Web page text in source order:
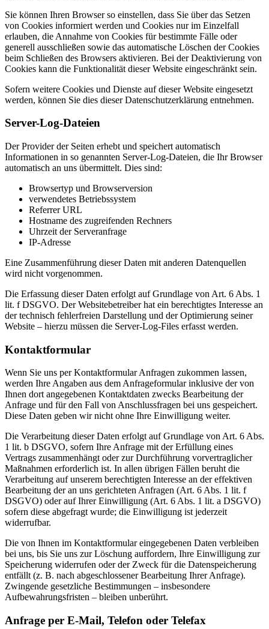
Sie können Ihren Browser so einstellen, dass Sie über das Setzen
von Cookies informiert werden und Cookies nur im Einzelfall
erlauben, die Annahme von Cookies für bestimmte Fälle oder
generell ausschließen sowie das automatische Löschen der Cookies
beim Schließen des Browsers aktivieren. Bei der Deaktivierung von
Cookies kann die Funktionalität dieser Website eingeschränkt sein.
Sofern weitere Cookies und Dienste auf dieser Website eingesetzt
werden, können Sie dies dieser Datenschutzerklärung entnehmen.
Server-Log-Dateien
Der Provider der Seiten erhebt und speichert automatisch
Informationen in so genannten Server-Log-Dateien, die Ihr Browser
automatisch an uns übermittelt. Dies sind:
Browsertyp und Browserversion
verwendetes Betriebssystem
Referrer URL
Hostname des zugreifenden Rechners
Uhrzeit der Serveranfrage
IP-Adresse
Eine Zusammenführung dieser Daten mit anderen Datenquellen
wird nicht vorgenommen.
Die Erfassung dieser Daten erfolgt auf Grundlage von Art. 6 Abs. 1
lit. f DSGVO. Der Websitebetreiber hat ein berechtigtes Interesse an
der technisch fehlerfreien Darstellung und der Optimierung seiner
Website – hierzu müssen die Server-Log-Files erfasst werden.
Kontaktformular
Wenn Sie uns per Kontaktformular Anfragen zukommen lassen,
werden Ihre Angaben aus dem Anfrageformular inklusive der von
Ihnen dort angegebenen Kontaktdaten zwecks Bearbeitung der
Anfrage und für den Fall von Anschlussfragen bei uns gespeichert.
Diese Daten geben wir nicht ohne Ihre Einwilligung weiter.
Die Verarbeitung dieser Daten erfolgt auf Grundlage von Art. 6 Abs.
1 lit. b DSGVO, sofern Ihre Anfrage mit der Erfüllung eines
Vertrags zusammenhängt oder zur Durchführung vorvertraglicher
Maßnahmen erforderlich ist. In allen übrigen Fällen beruht die
Verarbeitung auf unserem berechtigten Interesse an der effektiven
Bearbeitung der an uns gerichteten Anfragen (Art. 6 Abs. 1 lit. f
DSGVO) oder auf Ihrer Einwilligung (Art. 6 Abs. 1 lit. a DSGVO)
sofern diese abgefragt wurde; die Einwilligung ist jederzeit
widerrufbar.
Die von Ihnen im Kontaktformular eingegebenen Daten verbleiben
bei uns, bis Sie uns zur Löschung auffordern, Ihre Einwilligung zur
Speicherung widerrufen oder der Zweck für die Datenspeicherung
entfällt (z. B. nach abgeschlossener Bearbeitung Ihrer Anfrage).
Zwingende gesetzliche Bestimmungen – insbesondere
Aufbewahrungsfristen – bleiben unberührt.
Anfrage per E-Mail, Telefon oder Telefax